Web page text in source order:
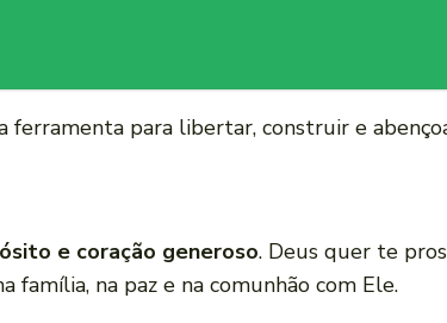
ferramenta para libertar, construir e
e coração generoso. Deus quer te
família, na paz e na comunhão com Ele.